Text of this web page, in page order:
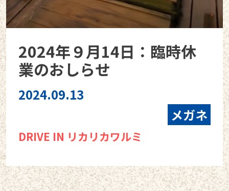
2024年９月14日：臨時休
業のおしらせ
2024.09.13
メガネ
DRIVE IN リカリカワルミ